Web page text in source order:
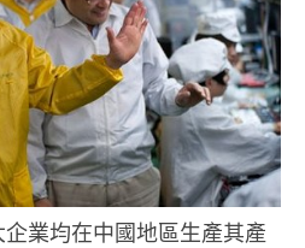
業均在中國地區生產其產